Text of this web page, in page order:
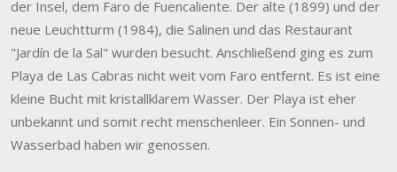
der Insel, dem Faro de Fuencaliente. Der alte (1899) und der
neue Leuchtturm (1984), die Salinen und das Restaurant
"Jardín de la Sal" wurden besucht. Anschließend ging es zum
Playa de Las Cabras nicht weit vom Faro entfernt. Es ist eine
kleine Bucht mit kristallklarem Wasser. Der Playa ist eher
unbekannt und somit recht menschenleer. Ein Sonnen- und
Wasserbad haben wir genossen.